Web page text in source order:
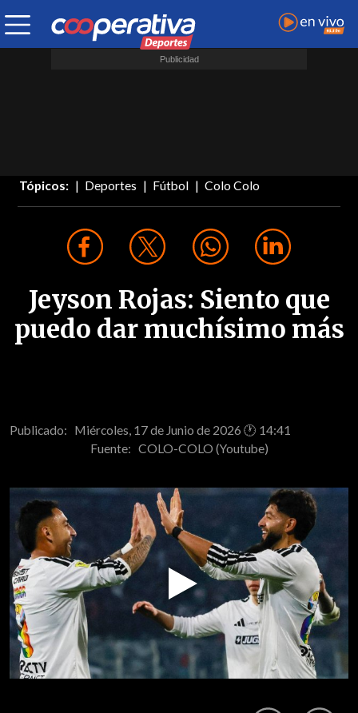
Tópicos: Deportes Fútbol Colo Colo
Jeyson Rojas: Siento que
puedo dar muchísimo más
Publicado: Miércoles, 17 de Junio de 2026 🕐 14:41
Fuente: COLO-COLO (Youtube)
Play
Video